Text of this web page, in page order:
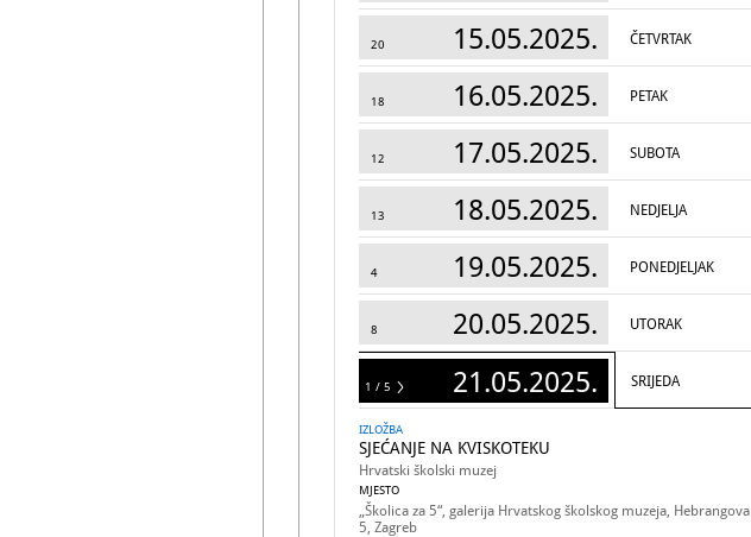
20 15.05.2025. ČETVRTAK
18 16.05.2025. PETAK
12 17.05.2025. SUBOTA
13 18.05.2025. NEDJELJA
4 19.05.2025. PONEDJELJAK
8 20.05.2025. UTORAK
5 21.05.2025. SRIJEDA
1 / 5
IZLOŽBA
SJEĆANJE NA KVISKOTEKU
Hrvatski školski muzej
MJESTO
„Školica za 5“, galerija Hrvatskog školskog muzeja, Hebrangova
5, Zagreb